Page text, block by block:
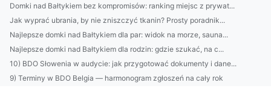
Domki nad Bałtykiem bez kompromisów: ranking miejsc z prywat...
Jak wyprać ubrania, by nie zniszczyć tkanin? Prosty poradnik...
Najlepsze domki nad Bałtykiem dla par: widok na morze, sauna...
Najlepsze domki nad Bałtykiem dla rodzin: gdzie szukać, na c...
10) BDO Słowenia w audycie: jak przygotować dokumenty i dane...
9) Terminy w BDO Belgia — harmonogram zgłoszeń na cały rok